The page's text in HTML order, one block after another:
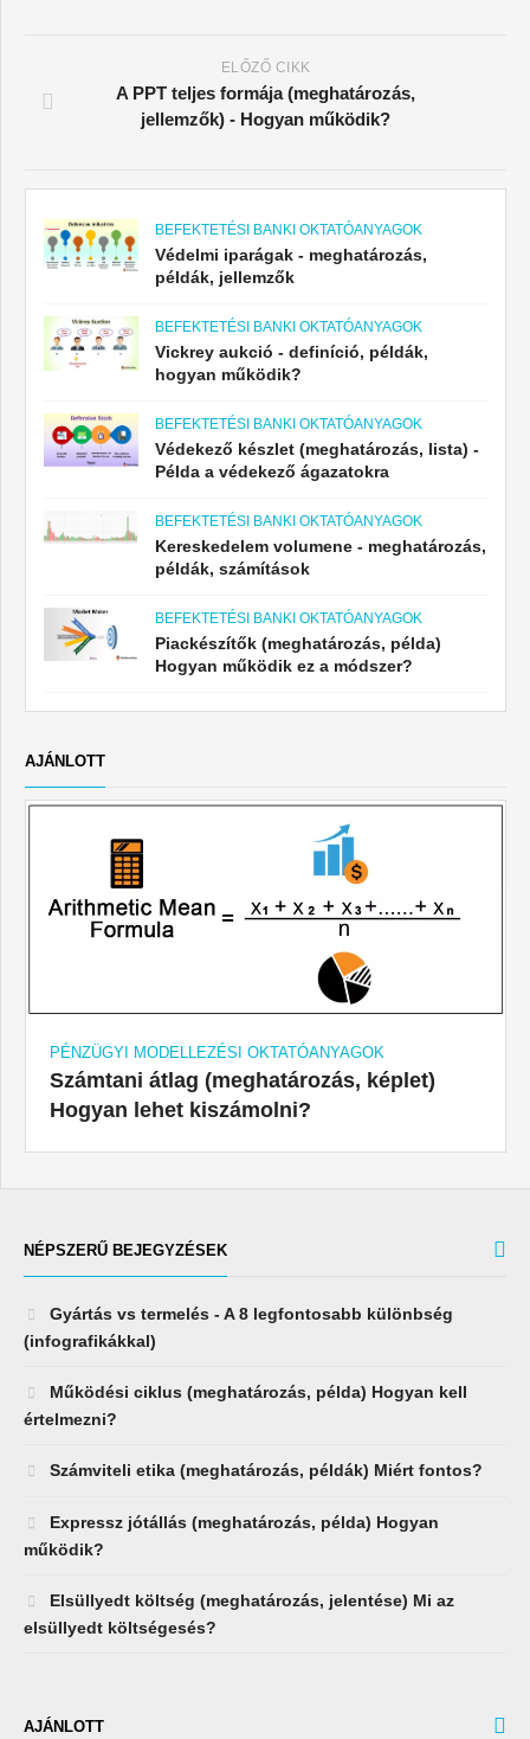
ELŐZŐ CIKK
A PPT teljes formája (meghatározás,
jellemzők) - Hogyan működik?
BEFEKTETÉSI BANKI OKTATÓANYAGOK
Védelmi iparágak - meghatározás,
példák, jellemzők
BEFEKTETÉSI BANKI OKTATÓANYAGOK
Vickrey aukció - definíció, példák,
hogyan működik?
BEFEKTETÉSI BANKI OKTATÓANYAGOK
Védekező készlet (meghatározás, lista) -
Példa a védekező ágazatokra
BEFEKTETÉSI BANKI OKTATÓANYAGOK
Kereskedelem volumene - meghatározás,
példák, számítások
BEFEKTETÉSI BANKI OKTATÓANYAGOK
Piackészítők (meghatározás, példa)
Hogyan működik ez a módszer?
AJÁNLOTT
PÉNZÜGYI MODELLEZÉSI OKTATÓANYAGOK
Számtani átlag (meghatározás, képlet)
Hogyan lehet kiszámolni?
NÉPSZERŰ BEJEGYZÉSEK
Gyártás vs termelés - A 8 legfontosabb különbség
(infografikákkal)
Működési ciklus (meghatározás, példa) Hogyan kell
értelmezni?
Számviteli etika (meghatározás, példák) Miért fontos?
Expressz jótállás (meghatározás, példa) Hogyan
működik?
Elsüllyedt költség (meghatározás, jelentése) Mi az
elsüllyedt költségesés?
AJÁNLOTT